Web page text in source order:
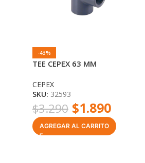
-43%
TEE CEPEX 63 MM
CEPEX
SKU: 32593
$3.290 $1.890
AGREGAR AL CARRITO